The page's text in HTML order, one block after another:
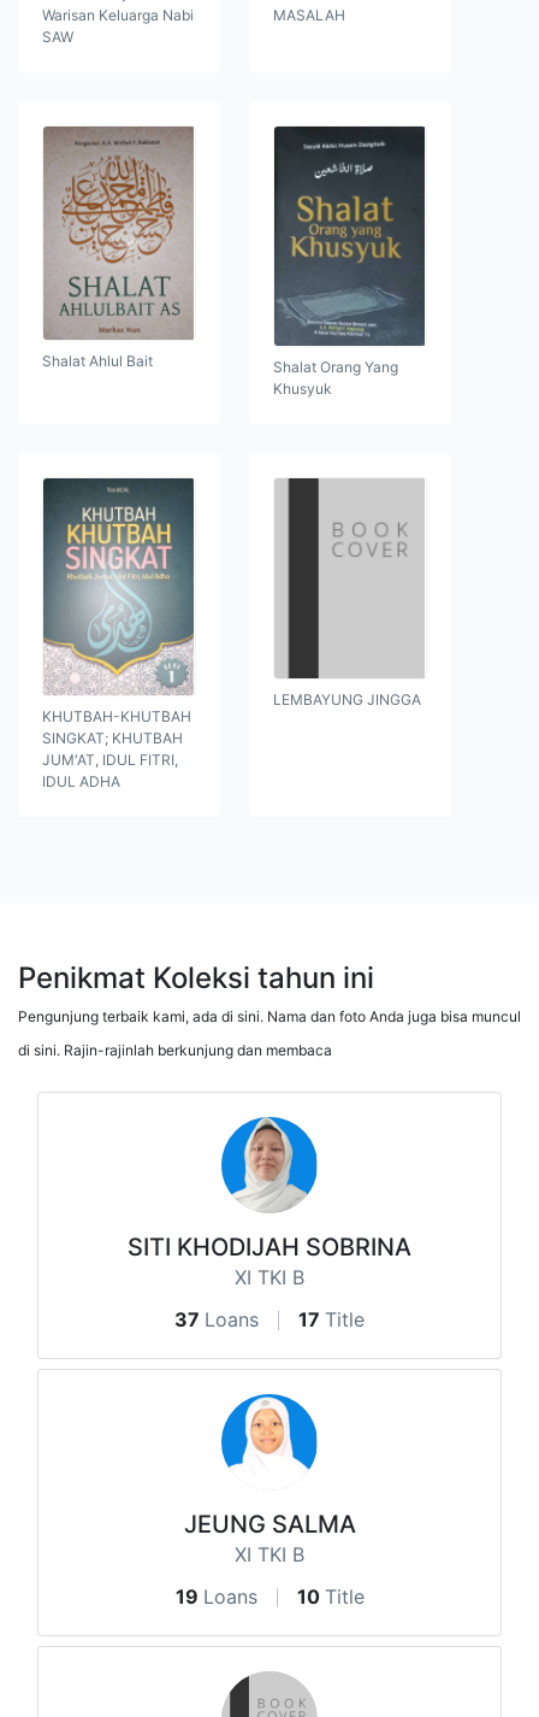
Warisan Keluarga Nabi
SAW
MASALAH
Shalat Ahlul Bait
Shalat Orang Yang
Khusyuk
KHUTBAH-KHUTBAH
SINGKAT; KHUTBAH
JUM'AT, IDUL FITRI,
IDUL ADHA
LEMBAYUNG JINGGA
Penikmat Koleksi tahun ini
Pengunjung terbaik kami, ada di sini. Nama dan foto Anda juga bisa muncul
di sini. Rajin-rajinlah berkunjung dan membaca
SITI KHODIJAH SOBRINA
XI TKI B
37 Loans 17 Title
JEUNG SALMA
XI TKI B
19 Loans 10 Title